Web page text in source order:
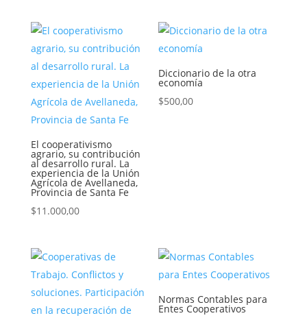
El cooperativismo
agrario, su contribución
al desarrollo rural. La
experiencia de la Unión
Agrícola de Avellaneda,
Provincia de Santa Fe
$11.000,00
Diccionario de la otra
economía
$500,00
Normas Contables para
Entes Cooperativos